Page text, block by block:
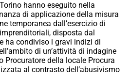
hanno eseguito nella
di applicazione della misura
temporanea dall’esercizio di
disposta dal
ha condiviso i gravi indizi di
di un’attività di indagine
Procuratore della locale Procura
al contrasto dell’abusivismo